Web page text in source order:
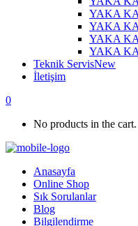
YAKA
YAKA
YAKA
YAKA
Teknik ServisNew
İletişim
0
No products in the cart.
Anasayfa
Online Shop
Sık Sorulanlar
Blog
Bilgilendirme